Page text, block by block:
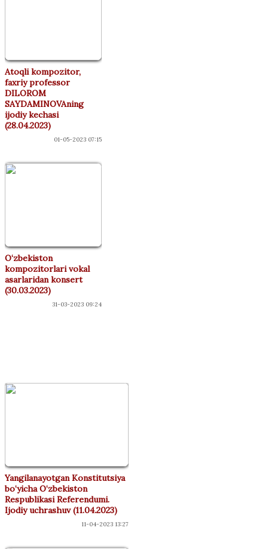
Atoqli kompozitor,
faxriy professor
DILOROM
SAYDAMINOVAning
ijodiy kechasi
(28.04.2023)
01-05-2023 07:15
O‘zbekiston
kompozitorlari vokal
asarlaridan konsert
(30.03.2023)
31-03-2023 09:24
Yangilanayotgan Konstitutsiya
bo‘yicha O‘zbekiston
Respublikasi Referendumi.
Ijodiy uchrashuv (11.04.2023)
11-04-2023 13:27